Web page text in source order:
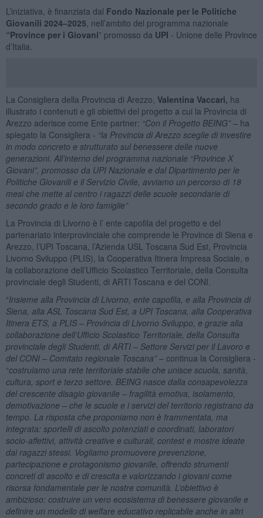
L’iniziativa, è finanziata dal Fondo Nazionale per le Politiche
Giovanili 2024–2025 , nell’ambito del programma nazionale
“Province per i Giovani” promosso da UPI - Unione delle Province
d’Italia.
La Consigliera della Provincia di Arezzo, Valentina Vaccari, ha
illustrato i contenuti e gli obiettivi del progetto a cui la Provincia di
Arezzo aderisce come Ente partner: “Con il Progetto BEING” – ha
spiegato la Consigliera - “la Provincia di Arezzo sceglie di investire
in modo concreto e strutturato sul benessere delle nuove
generazioni. All’interno del programma nazionale “Province X
Giovani”, promosso da UPI Nazionale e dal Dipartimento per le
Politiche Giovanili e il Servizio Civile, avviamo un percorso di 18
mesi che mette al centro i ragazzi delle scuole secondarie di
secondo grado e le loro famiglie”
La Provincia di Livorno è l’ ente capofila del progetto e del
partenariato interprovinciale che comprende le Province di Siena e
Arezzo, l’UPI Toscana, l’Azienda USL Toscana Sud Est, Provincia
Livorno Sviluppo (PLIS), la Cooperativa Itinera Impresa Sociale, e
la collaborazione dell’Ufficio Scolastico Territoriale, della Consulta
provinciale degli Studenti, di ARTI Toscana e del CONI.
“Insieme alla Provincia di Livorno, ente capofila, e alla Provincia di
Siena, alla ASL Toscana Sud Est, a UPI Toscana, alla Cooperativa
Itinera ETS, a PLIS – Provincia di Livorno Sviluppo, e grazie alla
collaborazione dell’Ufficio Scolastico Territoriale, della Consulta
provinciale degli Studenti, di ARTI – Settore Servizi per il Lavoro e
del CONI – Comitato regionale Toscana”– continua la Consigliera -
“costruiamo una rete territoriale stabile che unisce scuola, sanità,
cultura, sport e terzo settore. BEING nasce dalla consapevolezza
del crescente disagio giovanile – fragilità emotiva, isolamento,
demotivazione – che le scuole e i servizi del territorio registrano da
tempo. La risposta che proponiamo non è frammentata, ma
integrata: sportelli di ascolto potenziati e coordinati, laboratori
socio-affettivi, attività creative e culturali, contest e mostre ideate
dai ragazzi stessi. Vogliamo promuovere prevenzione,
partecipazione e protagonismo giovanile, offrendo strumenti
concreti di ascolto e di crescita e valorizzando i giovani come
risorsa fondamentale per le nostre comunità. L’obiettivo è
ambizioso: costruire un vero ecosistema di benessere giovanile e
definire un modello di welfare educativo replicabile anche in altri